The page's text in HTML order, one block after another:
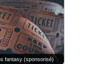
fantasy (sponsorisé)